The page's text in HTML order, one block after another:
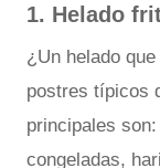
1. Helado
¿Un helado
postres típicos
principales
congeladas,